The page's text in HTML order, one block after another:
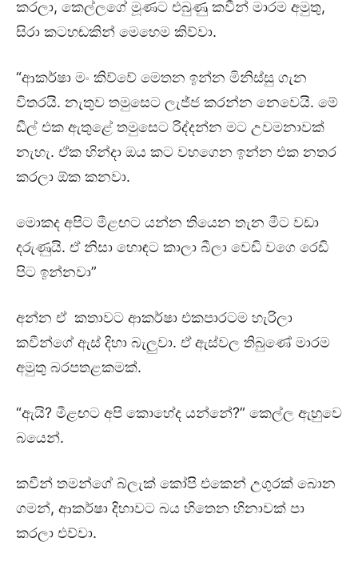
කරලා, කෙල්ලගේ මූණට එබුණු කවීන් මාරම අමුතු,
සිරා කටහඬකින් මෙහෙම කිව්වා.
“ආකර්ෂා මං කිව්වේ මෙතන ඉන්න මිනිස්සු ගැන
විතරයි. නැතුව තමුසෙට ලැජ්ජ කරන්න නෙවෙයි. මේ
ඩීල් එක ඇතුළේ තමුසෙට රිද්දන්න මට උවමනාවක්
නැහැ. ඒක හින්දා ඔය කට වහගෙන ඉන්න එක නතර
කරලා ඕක කනවා.
මොකද අපිට මීළඟට යන්න තියෙන තැන මීට වඩා
දරුණුයි. ඒ නිසා හොඳට කාලා බීලා වෙඩි වගෙ රෙඩි
පිට ඉන්නවා”
අන්න ඒ කතාවට ආකර්ෂා එකපාරටම හැරිලා
කවීන්ගේ ඇස් දිහා බැලුවා. ඒ ඇස්වල තිබුණේ මාරම
අමුතු බරපතළකමක්.
“ඇයි? මීළඟට අපි කොහේද යන්නේ?” කෙල්ල ඇහුවෙ
බයෙන්.
කවීන් තමන්ගේ බ්ලැක් කෝපි එකෙන් උගුරක් බොන
ගමන්, ආකර්ෂා දිහාවට බය හිතෙන හිනාවක් පා
කරලා එව්වා.